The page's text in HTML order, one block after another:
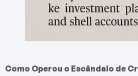
Como Operou o Escândalo de